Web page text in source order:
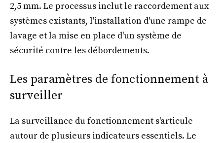
2,5 mm. Le processus inclut le raccordement aux
systèmes existants, l'installation d'une rampe de
lavage et la mise en place d'un système de
sécurité contre les débordements.
Les paramètres de fonctionnement à
surveiller
La surveillance du fonctionnement s'articule
autour de plusieurs indicateurs essentiels. Le